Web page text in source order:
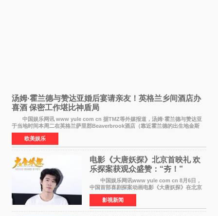
汤姆·霍兰德与赞达亚婚后宴请亲友！英格兰乡间酒店办
喜酒 保密工作堪比神盾局
中国娱乐网讯 www yule com cn 据TMZ等外媒报道，汤姆·霍兰德与赞达亚
于当地时间本周二在英格兰萨里郡Beaverbrook酒店（靠近霍兰德的出生地金斯
顿）举办婚宴，邀请家人与朋友们喝喜酒，庆祝
欧美娱乐
电影《大唐妖探》北京首映礼 欢
乐探案获观众盛赞：“夯！”
中国娱乐网讯www yule com cn 8月6日，
中国首部喜剧探案动画电影《大唐妖探》在北京
举办电影首映礼。导演程腾、联合导演黄珉、总
制片人曹紫建、制片人李莹莹，配音导演张喆，
对白指导程寅，领
影视新闻